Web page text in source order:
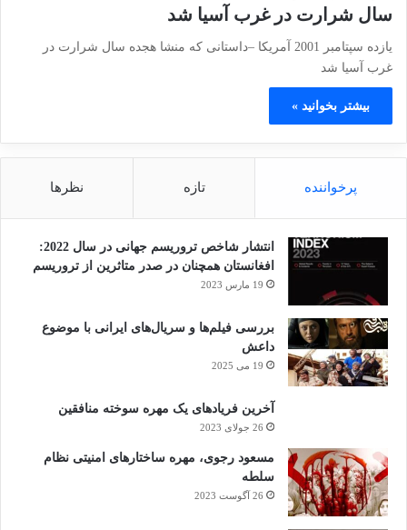
سال شرارت در غرب آسیا شد
یازده سپتامبر 2001 آمریکا –داستانی که منشا هجده سال شرارت در
غرب آسیا شد
بیشتر بخوانید »
پرخواننده تازه نظرها
انتشار شاخص تروریسم جهانی در سال 2022:
افغانستان همچنان در صدر متاثرین از تروریسم
19 مارس 2023
بررسی فیلم‌ها و سریال‌های ایرانی با موضوع
داعش
19 می 2025
آخرین فریادهای یک مهره سوخته منافقین
26 جولای 2023
مسعود رجوی، مهره ساختارهای امنیتی نظام
سلطه
26 آگوست 2023